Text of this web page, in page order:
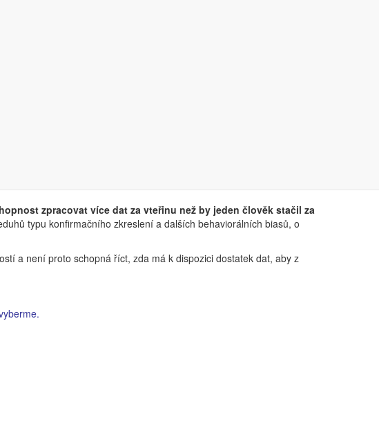
zpracovat více dat za vteřinu než by jeden člověk stačil za
typu konfirmačního zkreslení a dalších behaviorálních biasů, o
a není proto schopná říct, zda má k dispozici dostatek dat, aby z